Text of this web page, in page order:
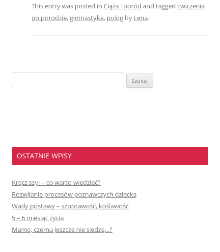
This entry was posted in Ciąża i poród and tagged cwiczenia
po porodzie,gimnastyka, polog by Lena.
OSTATNIE WPISY
Kręcz szyi – co warto wiedzieć?
Rozwijanie procesów poznawczych dziecka
Wady postawy – szpotawość, koślawość
5 – 6 miesiąc życia
Mamo, czemu jeszcze nie siedzę…?